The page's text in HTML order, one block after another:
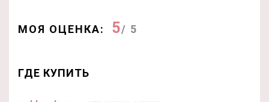
МОЯ ОЦЕНКА: 5/ 5
ГДЕ КУПИТЬ